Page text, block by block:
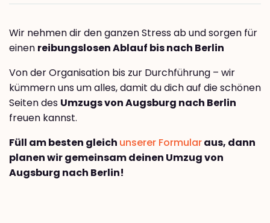
Wir nehmen dir den ganzen Stress ab und sorgen für
einen reibungslosen Ablauf bis nach Berlin
Von der Organisation bis zur Durchführung – wir
kümmern uns um alles, damit du dich auf die schönen
Seiten des Umzugs von Augsburg nach Berlin
freuen kannst.
Füll am besten gleich unserer Formularaus, dann
planen wir gemeinsam deinen Umzug von
Augsburg nach Berlin!